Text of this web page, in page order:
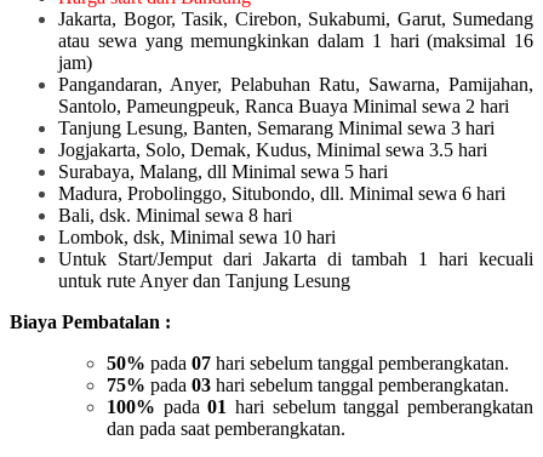
Jakarta, Bogor, Tasik, Cirebon, Sukabumi, Garut, Sumedang
atau sewa yang memungkinkan dalam 1 hari (maksimal 16
jam)
Pangandaran, Anyer, Pelabuhan Ratu, Sawarna, Pamijahan,
Santolo, Pameungpeuk, Ranca Buaya Minimal sewa 2 hari
Tanjung Lesung, Banten, Semarang Minimal sewa 3 hari
Jogjakarta, Solo, Demak, Kudus, Minimal sewa 3.5 hari
Surabaya, Malang, dll Minimal sewa 5 hari
Madura, Probolinggo, Situbondo, dll. Minimal sewa 6 hari
Bali, dsk. Minimal sewa 8 hari
Lombok, dsk, Minimal sewa 10 hari
Untuk Start/Jemput dari Jakarta di tambah 1 hari kecuali
untuk rute Anyer dan Tanjung Lesung
Biaya Pembatalan :
50% pada 07 hari sebelum tanggal pemberangkatan.
75% pada 03 hari sebelum tanggal pemberangkatan.
100% pada01 hari sebelum tanggal pemberangkatan
dan pada saat pemberangkatan.